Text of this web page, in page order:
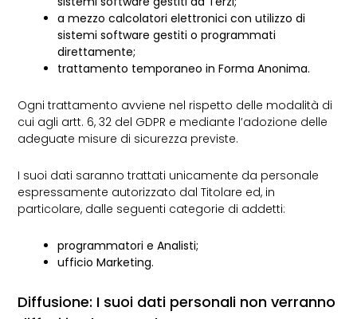
a mezzo calcolatori elettronici con utilizzo di
sistemi software gestiti o programmati
direttamente;
trattamento temporaneo in Forma Anonima.
Ogni trattamento avviene nel rispetto delle modalità di
cui agli artt. 6, 32 del GDPR e mediante l’adozione delle
adeguate misure di sicurezza previste.
I suoi dati saranno trattati unicamente da personale
espressamente autorizzato dal Titolare ed, in
particolare, dalle seguenti categorie di addetti:
programmatori e Analisti;
ufficio Marketing.
Diffusione: I suoi dati personali non verranno